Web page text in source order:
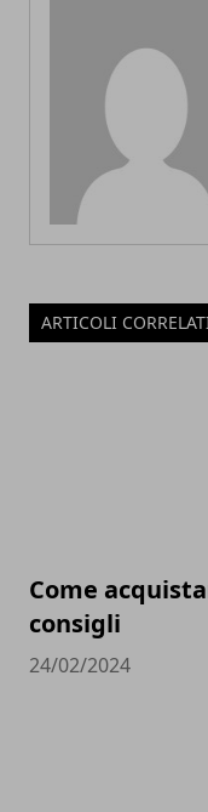
ARTICOLI
Come
consigli
24/02/2024